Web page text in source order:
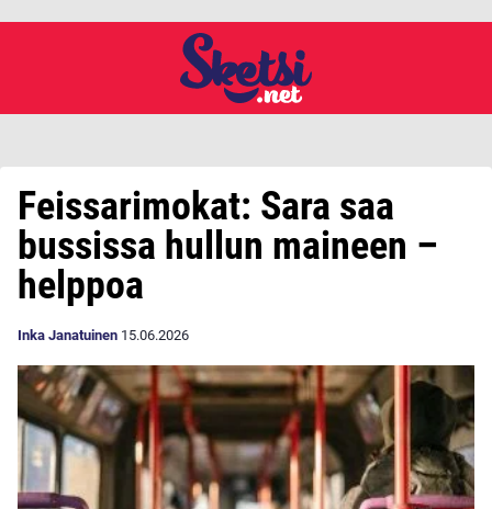
Feissarimokat: Sara saa
bussissa hullun maineen –
helppoa
Inka Janatuinen 15.06.2026